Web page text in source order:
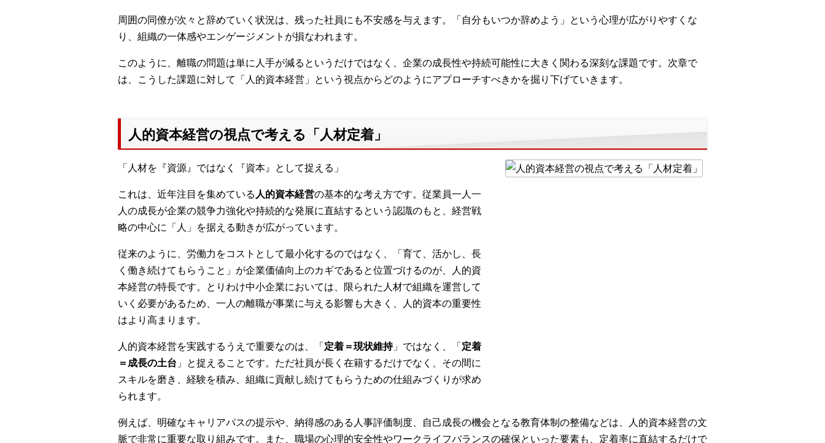
周囲の同僚が次々と辞めていく状況は、残った社員にも不安感を与えます。「自分もいつか辞めよう」という心理が広がりやすくな
り、組織の一体感やエンゲージメントが損なわれます。
このように、離職の問題は単に人手が減るというだけではなく、企業の成長性や持続可能性に大きく関わる深刻な課題です。次章で
は、こうした課題に対して「人的資本経営」という視点からどのようにアプローチすべきかを掘り下げていきます。
人的資本経営の視点で考える「人材定着」
「人材を『資源』ではなく『資本』として捉える」
これは、近年注目を集めている 人的資本経営の基本的な考え方です。従業員一人一
人の成長が企業の競争力強化や持続的な発展に直結するという認識のもと、経営戦
略の中心に「人」を据える動きが広がっています。
従来のように、労働力をコストとして最小化するのではなく、「育て、活かし、長
く働き続けてもらうこと」が企業価値向上のカギであると位置づけるのが、人的資
本経営の特長です。とりわけ中小企業においては、限られた人材で組織を運営して
いく必要があるため、一人の離職が事業に与える影響も大きく、人的資本の重要性
はより高まります。
人的資本経営を実践するうえで重要なのは、「 定着＝現状維持」ではなく、「 定着
＝成長の土台 」と捉えることです。ただ社員が長く在籍するだけでなく、その間に
スキルを磨き、経験を積み、組織に貢献し続けてもらうための仕組みづくりが求め
られます。
例えば、明確なキャリアパスの提示や、納得感のある人事評価制度、自己成長の機会となる教育体制の整備などは、人的資本経営の文
脈で非常に重要な取り組みです。また、職場の心理的安全性やワークライフバランスの確保といった要素も、定着率に直結するだけで